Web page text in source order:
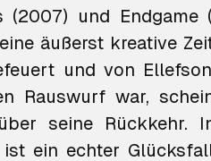
(2007) und Endgame
äußerst kreative
und von
Rauswurf war,
seine Rückkehr.
ist ein echter